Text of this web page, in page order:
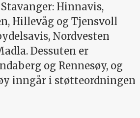
Hinnavis,
Hillevåg og Tjensvoll
Nordvesten
Dessuten er
og Rennesøy, og
inngår i støtteordningen